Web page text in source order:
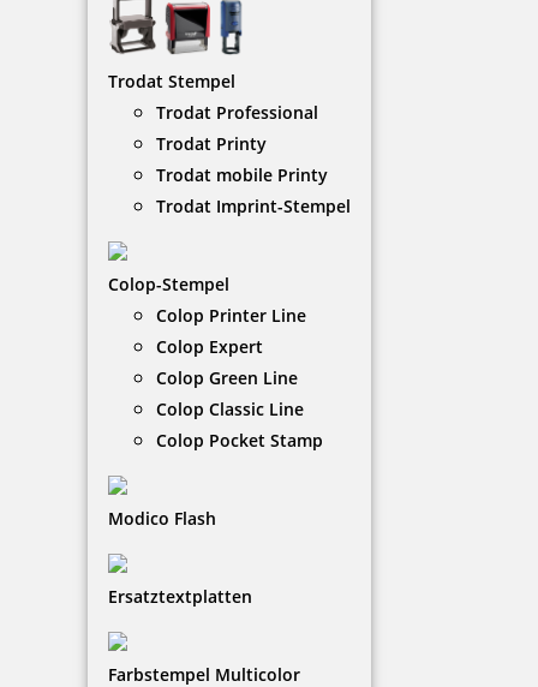
Trodat Stempel
Trodat Professional
Trodat Printy
Trodat mobile Printy
Trodat Imprint-Stempel
Colop-Stempel
Colop Printer Line
Colop Expert
Colop Green Line
Colop Classic Line
Colop Pocket Stamp
Modico Flash
Ersatztextplatten
Farbstempel Multicolor
eingetrocknete Stempelkissen wieder
aufzufrischen.
NACH WUNSCHSTEMPEL FILTERN
11 Artikel in der Kategorie
Coloris Stempelreiniger GF 50 ml
7,10 €